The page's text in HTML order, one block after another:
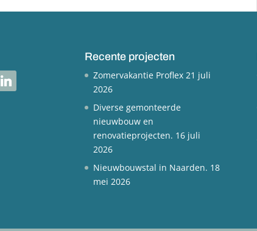
linkedin
Recente projecten
Zomervakantie Proflex 21 juli
2026
Diverse gemonteerde
nieuwbouw en
renovatieprojecten. 16 juli
2026
Nieuwbouwstal in Naarden. 18
mei 2026